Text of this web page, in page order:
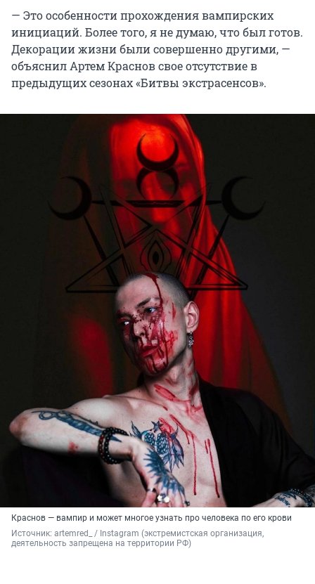
— Это особенности прохождения вампирских
инициаций. Более того, я не думаю, что был готов.
Декорации жизни были совершенно другими, —
объяснил Артем Краснов свое отсутствие в
предыдущих сезонах «Битвы экстрасенсов».
Краснов — вампир и может многое узнать про человека по его крови
Источник: artemred_ / Instagram (экстремистская организация,
деятельность запрещена на территории РФ)